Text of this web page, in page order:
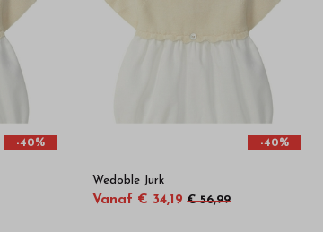
-40% -40%
Wedoble Jurk
Vanaf € 34,19 € 56,99